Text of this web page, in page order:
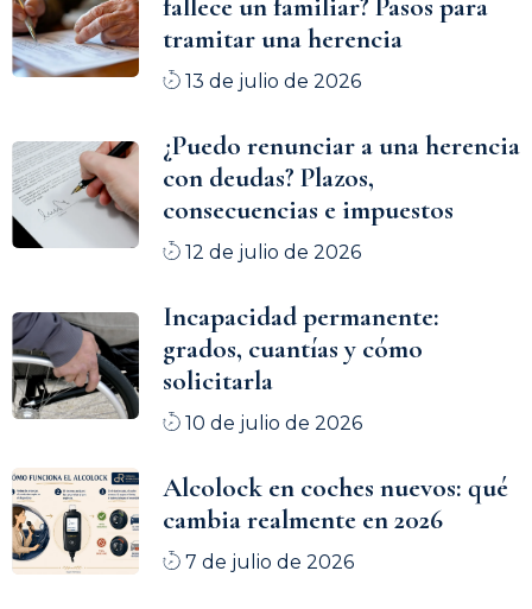
fallece un familiar? Pasos para
tramitar una herencia
13 de julio de 2026
¿Puedo renunciar a una herencia
con deudas? Plazos,
consecuencias e impuestos
12 de julio de 2026
Incapacidad permanente:
grados, cuantías y cómo
solicitarla
10 de julio de 2026
Alcolock en coches nuevos: qué
cambia realmente en 2026
7 de julio de 2026